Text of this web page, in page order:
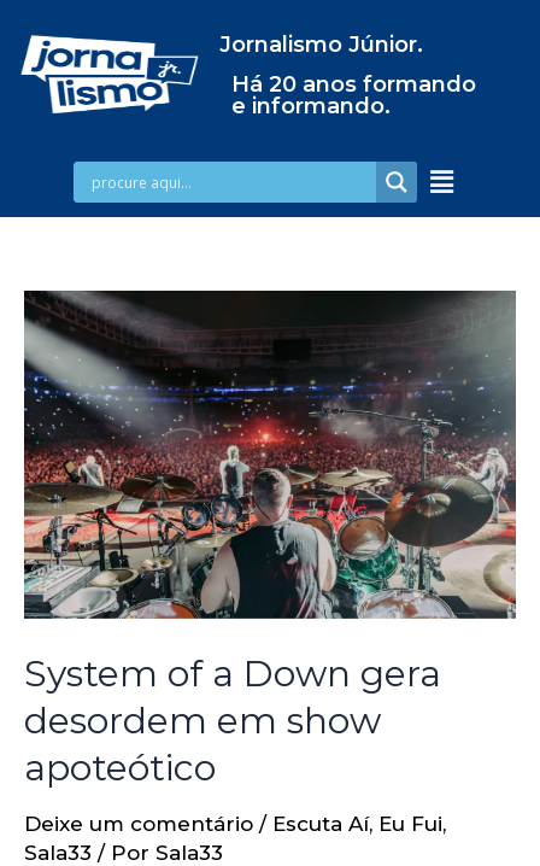
Jornalismo Júnior.
Há 20 anos formando
e informando.
System of a Down gera
desordem em show
apoteótico
Deixe um comentário / Escuta Aí, Eu Fui,
Sala33 / Por Sala33